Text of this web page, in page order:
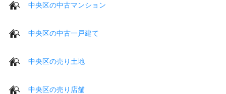
中央区の中古マンション
中央区の中古一戸建て
中央区の売り土地
中央区の売り店舗